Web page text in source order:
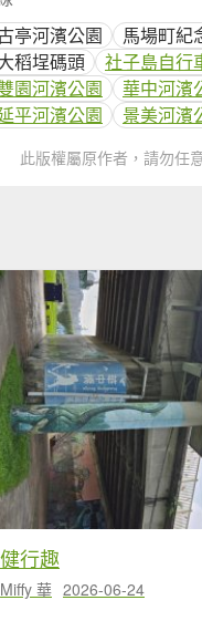
亭河濱公園
馬場町紀
稻埕碼頭
社子島自行
園河濱公園
華中河濱
平河濱公園
景美河濱
此版權屬原作者，請勿任
行趣
Miffy 華 2026-06-24